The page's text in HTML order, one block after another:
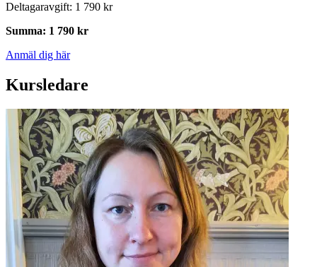
Deltagaravgift: 1 790 kr
Summa: 1 790 kr
Anmäl dig här
Kursledare